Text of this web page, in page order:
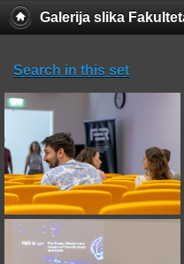
Galerija slika
Search in this set